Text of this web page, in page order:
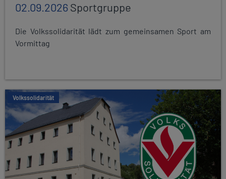
02.09.2026Sportgruppe
Die Volkssolidarität lädt zum gemeinsamen Sport am
Vormittag
Volkssolidarität